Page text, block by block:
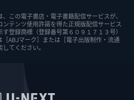
、この電子書店・電子書籍配信サービスが、
ンテンツ使用許諾を得た正規版配信サービス
す登録商標（登録番号第６０９１７１３号）
［ABJマーク］または［電子出版制作・流通
てください。